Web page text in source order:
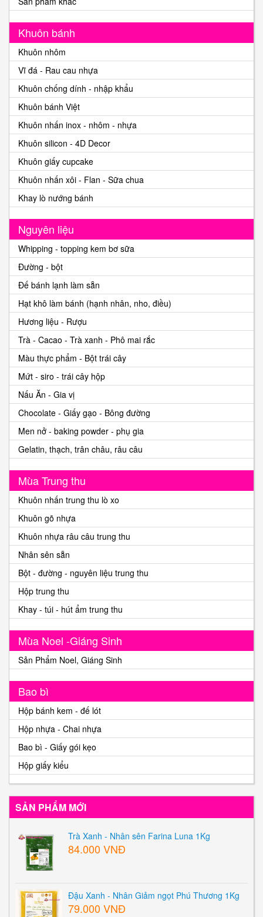
Khuôn bánh
Khuôn nhôm
Vĩ đá - Rau cau nhựa
Khuôn chống dính - nhập khẩu
Khuôn bánh Việt
Khuôn nhấn inox - nhôm - nhựa
Khuôn silicon - 4D Decor
Khuôn giấy cupcake
Khuôn nhấn xôi - Flan - Sữa chua
Khay lò nướng bánh
Nguyên liệu
Whipping - topping kem bơ sữa
Đường - bột
Đế bánh lạnh làm sẵn
Hạt khô làm bánh (hạnh nhân, nho, điều)
Hương liệu - Rượu
Trà - Cacao - Trà xanh - Phô mai rắc
Màu thực phẩm - Bột trái cây
Mứt - siro - trái cây hộp
Nấu Ăn - Gia vị
Chocolate - Giấy gạo - Bông đường
Men nở - baking powder - phụ gia
Gelatin, thạch, trân châu, râu câu
Mùa Trung thu
Khuôn nhấn trung thu lò xo
Khuôn gõ nhựa
Khuôn nhựa râu câu trung thu
Nhân sên sẵn
Bột - đường - nguyên liệu trung thu
Hộp trung thu
Khay - túi - hút ẩm trung thu
Mùa Noel -Giáng Sinh
Sản Phẩm Noel, Giáng Sinh
Bao bì
Hộp bánh kem - đế lót
Hộp nhựa - Chai nhựa
Bao bì - Giấy gói kẹo
Hộp giấy kiểu
SẢN PHẨM MỚI
Trà Xanh - Nhân sên Farina Luna 1Kg
84.000 VNĐ
Đậu Xanh - Nhân Giảm ngọt Phú Thương 1Kg
79.000 VNĐ